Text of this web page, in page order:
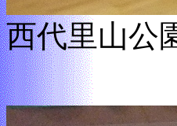
西代里山公